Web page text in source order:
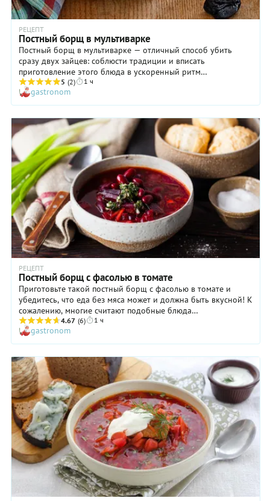
РЕЦЕПТ
Постный борщ в мультиварке
Постный борщ в мультиварке — отличный способ убить
сразу двух зайцев: соблюсти традиции и вписать
приготовление этого блюда в ускоренный ритм
современной жизни. Этот прибор позволит не только
сократить ваше участие в варке супа до минимума, но и
сделать блюдо необыкновенно насыщенным и вкусным.
Вспомните: во многих рецептах приготовления постного
борща настоятельно рекомендуется дать готовому супу
настояться на горячей выключенной плите в течение 10-15
минут, чтобы вкус всех ингредиентов соединился в единый
прекрасный букет. Так вот, мультиварка позволяет получить
такой эффект без всяких дополнительных манипуляций!
5 (2) 1 ч
gastronom
РЕЦЕПТ
Постный борщ с фасолью в томате
Приготовьте такой постный борщ с фасолью в томате и
убедитесь, что еда без мяса может и должна быть вкусной! К
сожалению, многие считают подобные блюда
неинтересными и малоаппетитными, потому редко готовят
их или не делают этого вовсе. Наш постный борщ с фасолью
в томате получается очень ароматным, благодаря чесночно-
укропной «добавке» и необыкновенно сытным, за что стоит
сказать «спасибо» фасоли и картофелю. И непременно дайте
готовому супу хорошенько настояться на горячей плите, а
еще лучше — в разогретой и выключенной духовке.
4.67 (6) 1 ч
gastronom